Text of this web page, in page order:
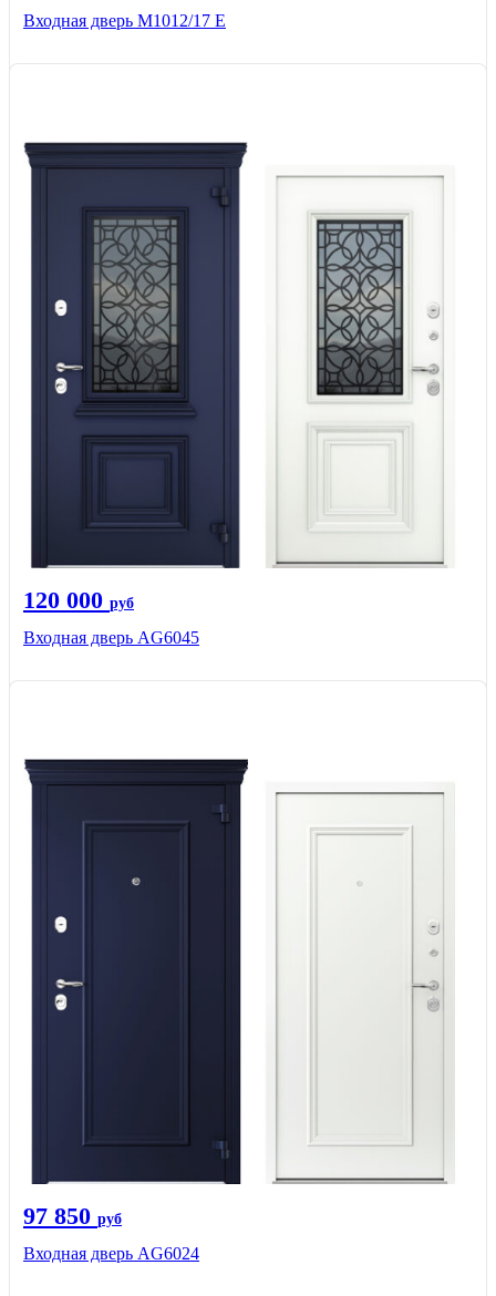
Входная дверь М1012/17 E
120 000 руб
Входная дверь AG6045
97 850 руб
Входная дверь AG6024